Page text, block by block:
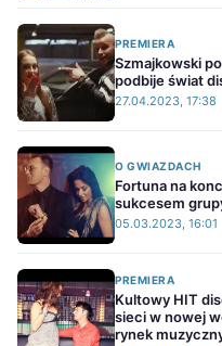
PREMIERA
Szmajkowski
podbije świat
27.04.2023, 17:38
O GWIAZDACH
Fortuna na
sukcesem
05.03.2023, 16:01
PREMIERA
Kultowy HIT
sieci w nowej
rynek